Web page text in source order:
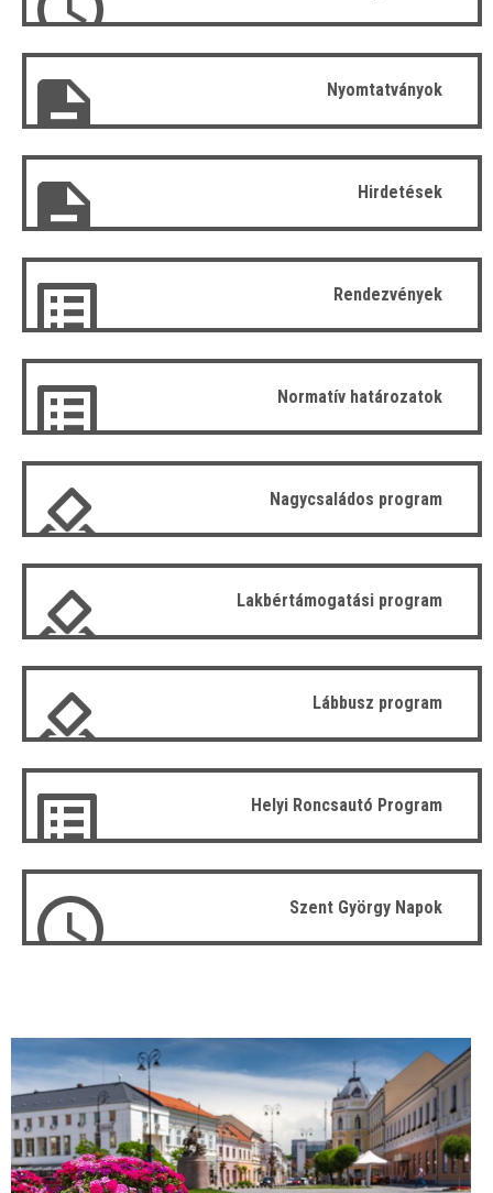
Nyomtatványok
Hirdetések
Rendezvények
Normatív határozatok
Nagycsaládos program
Lakbértámogatási program
Lábbusz program
Helyi Roncsautó Program
Szent György Napok